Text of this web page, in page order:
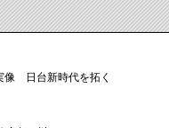
像 日台新時代を拓く「3